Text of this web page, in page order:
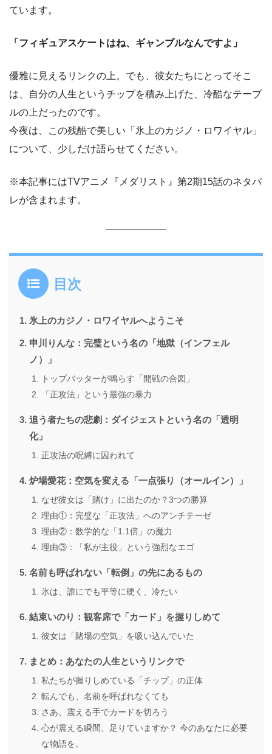
ています。
「フィギュアスケートはね、ギャンブルなんですよ」
優雅に見えるリンクの上。でも、彼女たちにとってそこ
は、自分の人生というチップを積み上げた、冷酷なテーブ
ルの上だったのです。
今夜は、この残酷で美しい「氷上のカジノ・ロワイヤル」
について、少しだけ語らせてください。
※本記事にはTVアニメ『メダリスト』第2期15話のネタバ
レが含まれます。
目次
氷上のカジノ・ロワイヤルへようこそ
申川りんな：完璧という名の「地獄（インフェル
ノ）」
トップバッターが鳴らす「開戦の合図」
「正攻法」という最強の暴力
追う者たちの悲劇：ダイジェストという名の「透明
化」
正攻法の呪縛に囚われて
炉場愛花：空気を変える「一点張り（オールイン）」
なぜ彼女は「賭け」に出たのか？3つの勝算
理由①：完璧な「正攻法」へのアンチテーゼ
理由②：数学的な「1.1倍」の魔力
理由③：「私が主役」という強烈なエゴ
名前も呼ばれない「転倒」の先にあるもの
氷は、誰にでも平等に硬く、冷たい
結束いのり：観客席で「カード」を握りしめて
彼女は「賭場の空気」を吸い込んでいた
まとめ：あなたの人生というリンクで
私たちが握りしめている「チップ」の正体
転んでも、名前を呼ばれなくても
さあ、震える手でカードを切ろう
心が震える瞬間、足りていますか？ 今のあなたに必要
な物語を。